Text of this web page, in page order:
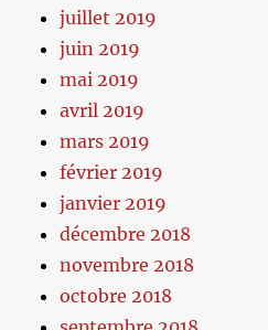
juillet 2019
juin 2019
mai 2019
avril 2019
mars 2019
février 2019
janvier 2019
décembre 2018
novembre 2018
octobre 2018